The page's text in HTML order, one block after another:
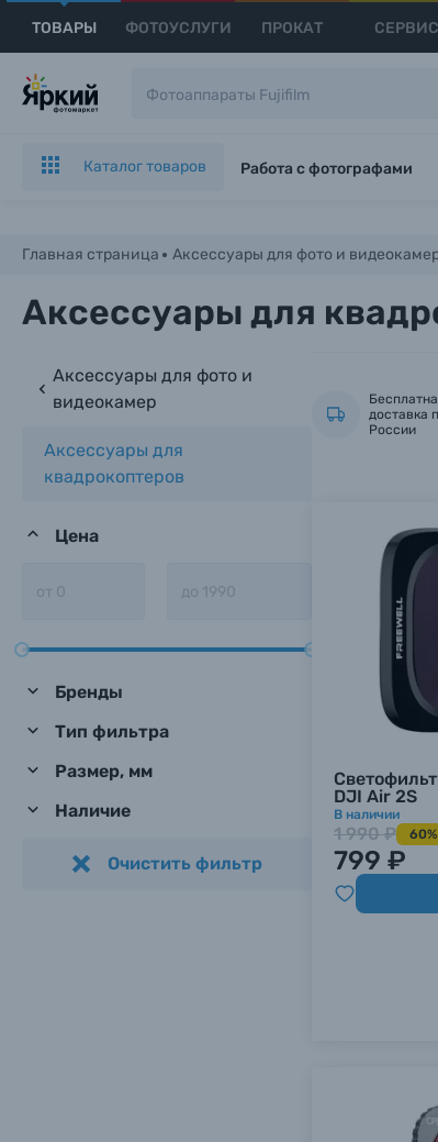
ТОВАРЫ ФОТОУСЛУГИ ПРОКАТ СЕРВИС
Каталог товаров Работа с фотографами
Главная страница Аксессуары для фото и
Аксессуары для
Аксессуары для фото и
видеокамер
Аксессуары для
квадрокоптеров
Цена
Бренды
Тип фильтра
Размер, мм
Наличие
Очистить фильтр
доставка
России
DJI Air 2S
В наличии
1 990 ₽ 60%
799 ₽